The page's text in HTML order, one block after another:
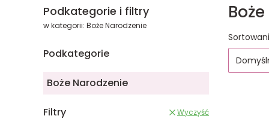
Podkategorie i filtry
w kategorii: Boże Narodzenie
Podkategorie
Boże Narodzenie
Filtry Wyczyść
Lista